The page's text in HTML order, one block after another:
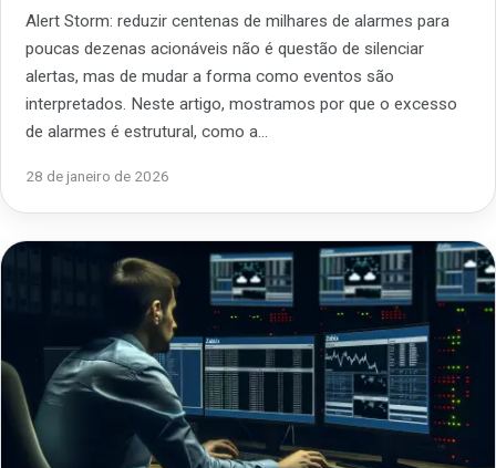
Alert Storm: reduzir centenas de milhares de alarmes para
poucas dezenas acionáveis não é questão de silenciar
alertas, mas de mudar a forma como eventos são
interpretados. Neste artigo, mostramos por que o excesso
de alarmes é estrutural, como a…
28 de janeiro de 2026